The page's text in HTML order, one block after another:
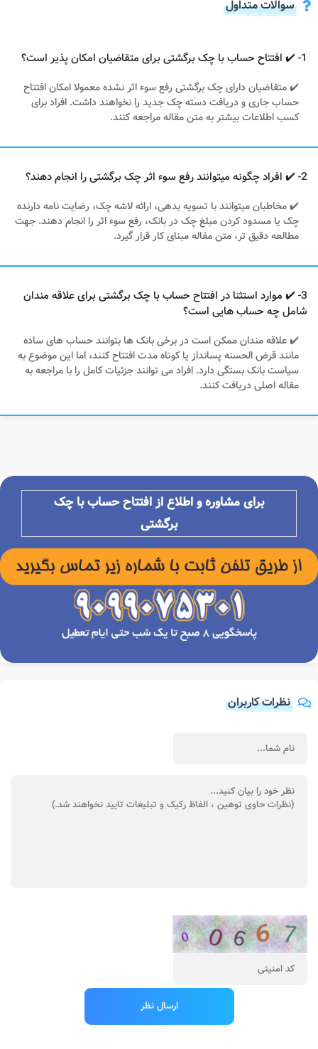
سوالات متداول
1- ✔️ افتتاح حساب با چک برگشتی برای متقاضیان امکان پذیر است؟
✔️ متقاضیان دارای چک برگشتی رفع سوء اثر نشده معمولا امکان افتتاح
حساب جاری و دریافت دسته چک جدید را نخواهند داشت. افراد برای
کسب اطلاعات بیشتر به متن مقاله مراجعه کنند.
2- ✔️ افراد چگونه میتوانند رفع سوء اثر چک برگشتی را انجام دهند؟
✔️ مخاطبان میتوانند با تسویه بدهی، ارائه لاشه چک، رضایت نامه دارنده
چک یا مسدود کردن مبلغ چک در بانک، رفع سوء اثر را انجام دهند. جهت
مطالعه دقیق تر، متن مقاله مبنای کار قرار گیرد.
3- ✔️ موارد استثنا در افتتاح حساب با چک برگشتی برای علاقه مندان
شامل چه حساب هایی است؟
✔️ علاقه مندان ممکن است در برخی بانک ها بتوانند حساب های ساده
مانند قرض الحسنه پسانداز یا کوتاه مدت افتتاح کنند، اما این موضوع به
سیاست بانک بستگی دارد. افراد می توانند جزئیات کامل را با مراجعه به
مقاله اصلی دریافت کنند.
برای مشاوره و اطلاع از افتتاح حساب با چک
برگشتی
نظرات کاربران